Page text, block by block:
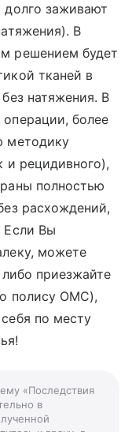
долго заживают
В
решением будет
тканей в
натяжения. В
более
методику
и рецидивного),
полностью
расхождений,
Если Вы
можете
приезжайте
полису ОМС),
по месту
«Последствия
в